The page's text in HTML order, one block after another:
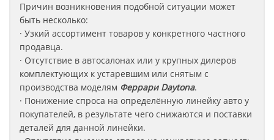
Причин возникновения подобной ситуации может
быть несколько:
· Узкий ассортимент товаров у конкретного частного
продавца.
· Отсутствие в автосалонах или у крупных дилеров
комплектующих к устаревшим или снятым с
производства моделям ФеррариDaytona.
· Понижение спроса на определённую линейку авто у
покупателей, в результате чего снижаются и поставки
деталей для данной линейки.